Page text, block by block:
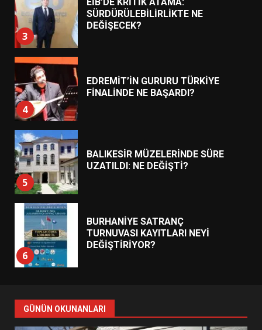
4
EDREMİT’İN GURURU TÜRKİYE
FİNALİNDE NE BAŞARDI?
5
BALIKESİR MÜZELERİNDE SÜRE
UZATILDI: NE DEĞİŞTİ?
6
BURHANİYE SATRANÇ
TURNUVASI KAYITLARI NEYİ
DEĞİŞTİRİYOR?
7
BURHANİYE BELEDİYESPOR’DA
YENİ YÖNETİM NASIL
ŞEKİLLENDİ?
HAREKETE GEÇİYOR: GÖZLER
BULUŞMADA
GÜNÜN OKUNANLARI